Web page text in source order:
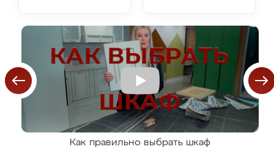
Как правильно выбрать шкаф